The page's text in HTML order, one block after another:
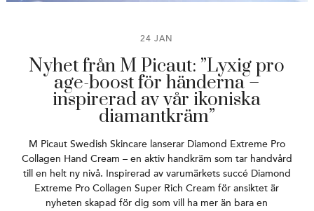
24 JAN
Nyhet från M Picaut: ”Lyxig pro
age-boost för händerna –
inspirerad av vår ikoniska
diamantkräm”
M Picaut Swedish Skincare lanserar Diamond Extreme Pro
Collagen Hand Cream – en aktiv handkräm som tar handvård
till en helt ny nivå. Inspirerad av varumärkets succé Diamond
Extreme Pro Collagen Super Rich Cream för ansiktet är
nyheten skapad för dig som vill ha mer än bara en